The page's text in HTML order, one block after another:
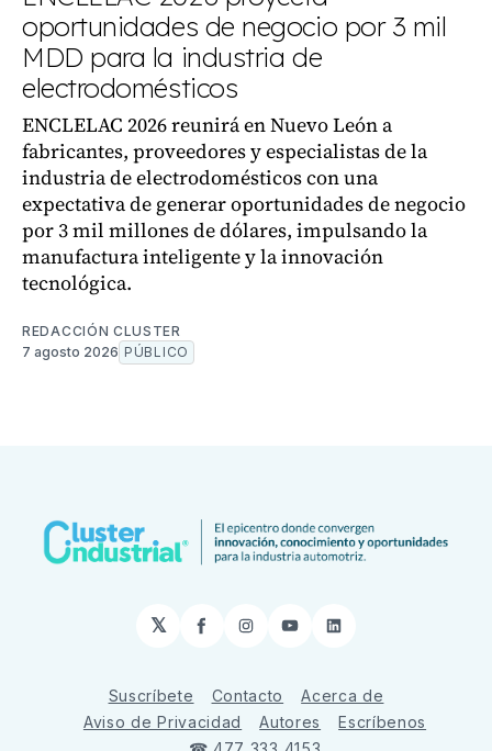
oportunidades de negocio por 3 mil
MDD para la industria de
electrodomésticos
ENCLELAC 2026 reunirá en Nuevo León a
fabricantes, proveedores y especialistas de la
industria de electrodomésticos con una
expectativa de generar oportunidades de negocio
por 3 mil millones de dólares, impulsando la
manufactura inteligente y la innovación
tecnológica.
REDACCIÓN CLUSTER
7 agosto 2026 PÚBLICO
𝕏 Facebook
Instagram
YouTubeLinkedIn
Suscríbete Contacto
Acerca de
Aviso de Privacidad
Autores
Escríbenos